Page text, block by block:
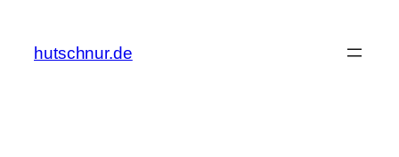
springen
hutschnur.de